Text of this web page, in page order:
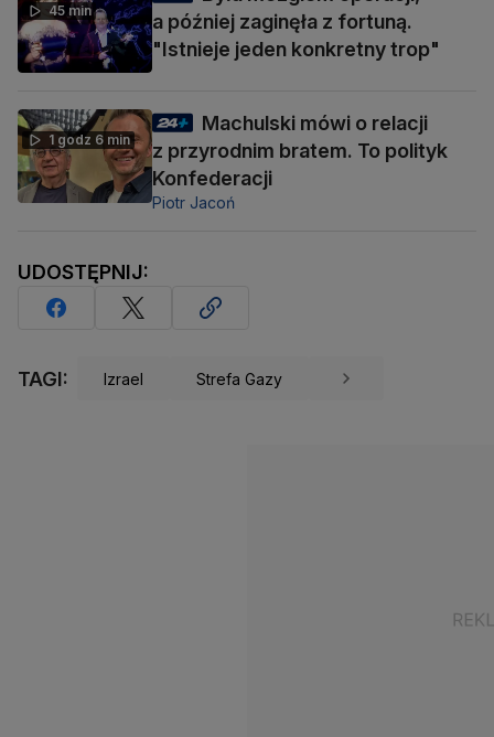
45 min
a później zaginęła z fortuną.
"Istnieje jeden konkretny trop"
1 godz 6 min
Machulski mówi o relacji
z przyrodnim bratem. To polityk
Konfederacji
Piotr Jacoń
UDOSTĘPNIJ:
TAGI: Izrael Strefa Gazy